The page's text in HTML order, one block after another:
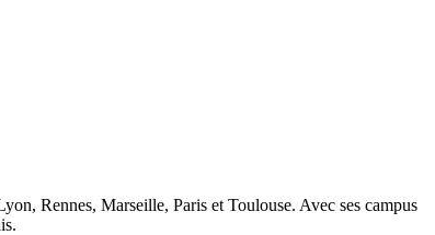
Rennes, Marseille, Paris et Toulouse. Avec ses campus